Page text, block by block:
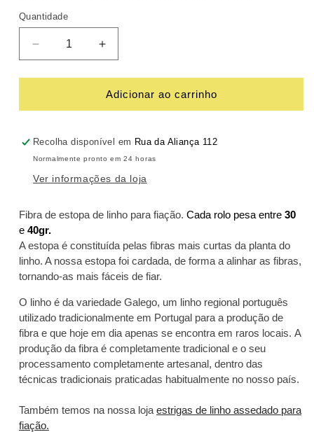
Quantidade
Diminuir
a
quantidade
Estopa
linho
para
Aumentar
a
quantidade
de
Estopa
linho
para
Adicionar ao carrinho
Recolha disponível em Rua da Aliança 112
Normalmente pronto em 24 horas
Ver informações da loja
Fibra de estopa de linho para fiação. Cada rolo pesa entre 30
e 40gr.
A estopa é constituída pelas fibras mais curtas da planta do
linho. A nossa estopa foi cardada, de forma a alinhar as fibras,
tornando-as mais fáceis de fiar.
O linho é da variedade Galego, um linho regional português
utilizado tradicionalmente em Portugal para a produção de
fibra e que hoje em dia apenas se encontra em raros locais. A
produção da fibra é completamente tradicional e o seu
processamento completamente artesanal, dentro das
técnicas tradicionais praticadas habitualmente no nosso país.
Também temos na nossa loja estrigas de linho assedado para
fiação.